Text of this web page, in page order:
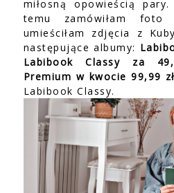
miłosną opowieścią
temu zamówiłam
umieściłam zdjęcia z
następujące albumy:
Labibook Classy za
Premium w kwocie 99,99
Labibook Classy.